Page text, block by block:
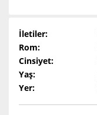
İletiler:
Rom:
Cinsiyet:
Yaş:
Yer: